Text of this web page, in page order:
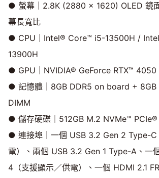
● 螢幕｜2.8K (2880 x 1620) OLED 鏡
幕長寬比
● CPU｜Intel® Core™ i5-13500H /
13900H
● GPU｜NVIDIA® GeForce RTX™ 4050
● 記憶體｜8GB DDR5 on board + 8GB
DIMM
● 儲存硬碟｜512GB M.2 NVMe™ PCIe®
● 連接埠｜一個 USB 3.2 Gen 2 Type-C
電）、兩個 USB 3.2 Gen 1 Type-A、一
4（支援顯示／供電）、一個 HDMI 2.1